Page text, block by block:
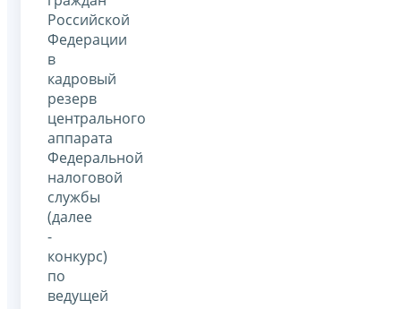
Российской
Федерации
в
кадровый
резерв
центрального
аппарата
Федеральной
налоговой
службы
(далее
-
конкурс)
по
ведущей